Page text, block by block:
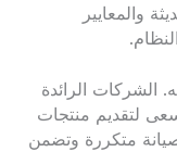
والمعايير
الشركات الرائدة
لتقديم منتجات
متكررة وتضمن